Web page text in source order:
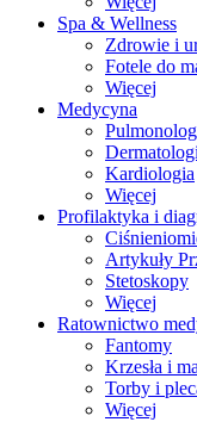
Spa & Wellness
Zdrowie i
Fotele do
Więcej
Medycyna
Kardiologia
Więcej
Profilaktyka i
Artykuły
Stetoskopy
Więcej
Ratownictwo
Fantomy
Krzesła i
Torby i
Więcej